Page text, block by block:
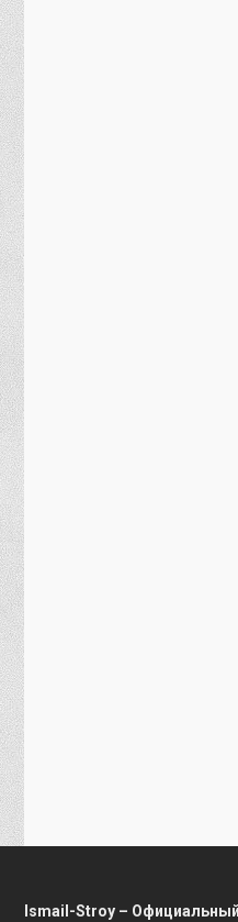
Ismail-Stroy –